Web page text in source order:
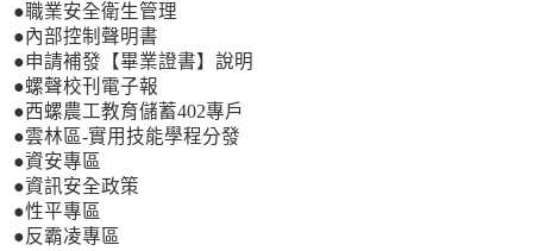
●職業安全衛生管理
●內部控制聲明書
●申請補發【畢業證書】說明
●螺聲校刊電子報
●西螺農工教育儲蓄402專戶
●雲林區-實用技能學程分發
●資安專區
●資訊安全政策
●性平專區
●反霸凌專區